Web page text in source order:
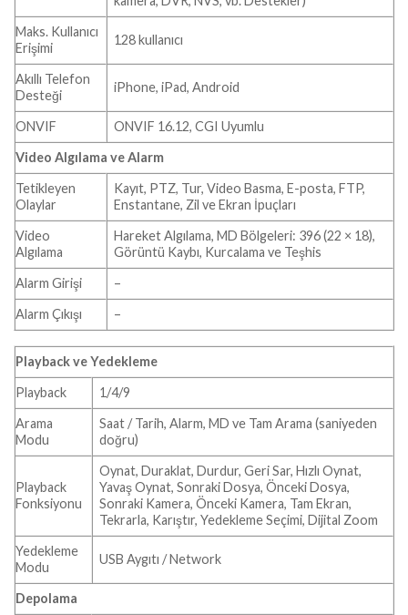
Maks. Kullanıcı
Erişimi
128 kullanıcı
Akıllı Telefon
Desteği
iPhone, iPad, Android
ONVIF
ONVIF 16.12, CGI Uyumlu
Video Algılama ve Alarm
Tetikleyen
Olaylar
Kayıt, PTZ, Tur, Video Basma, E-posta, FTP,
Enstantane, Zil ve Ekran İpuçları
Video
Algılama
Hareket Algılama, MD Bölgeleri: 396 (22 × 18),
Görüntü Kaybı, Kurcalama ve Teşhis
Alarm Girişi
–
Alarm Çıkışı
–
Playback ve Yedekleme
Playback
1/4/9
Arama
Modu
Saat / Tarih, Alarm, MD ve Tam Arama (saniyeden
doğru)
Playback
Fonksiyonu
Oynat, Duraklat, Durdur, Geri Sar, Hızlı Oynat,
Yavaş Oynat, Sonraki Dosya, Önceki Dosya,
Sonraki Kamera, Önceki Kamera, Tam Ekran,
Tekrarla, Karıştır, Yedekleme Seçimi, Dijital Zoom
Yedekleme
Modu
USB Aygıtı / Network
Depolama